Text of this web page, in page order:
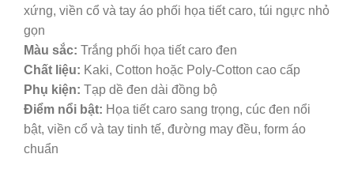
xứng, viền cổ và tay áo phối họa tiết caro, túi ngực nhỏ
gọn
Màu sắc: Trắng phối họa tiết caro đen
Chất liệu: Kaki, Cotton hoặc Poly-Cotton cao cấp
Phụ kiện: Tạp dề đen dài đồng bộ
Điểm nổi bật: Họa tiết caro sang trọng, cúc đen nổi
bật, viền cổ và tay tinh tế, đường may đều, form áo
chuẩn